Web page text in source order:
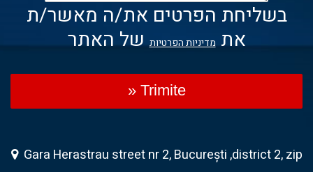
בשליחת הפרטים את/ה מאשר/ת
אתמדיניות הפרטיותשל האתר
» Trimite
Gara Herastrau street nr 2, București ,district 2, zip